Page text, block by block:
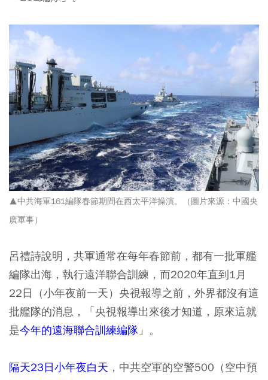
▲中共海軍161編隊春節期間在西太平洋操演。（圖片來源：中國央
廣軍事）
呂禮詩說明，共軍通常在每年春節前，都有一批軍艦
編隊出海，執行遠洋聯合訓練 ，而2020年直到1月
22日（小年夜前一天）央視報導之前，外界都沒有這
批艦隊的消息，「央視報導出來後才知道，原來這就
是今年的遠海聯合訓練編隊 」。
隔天23日小年夜白天 ，中共空軍的空警500（空中預